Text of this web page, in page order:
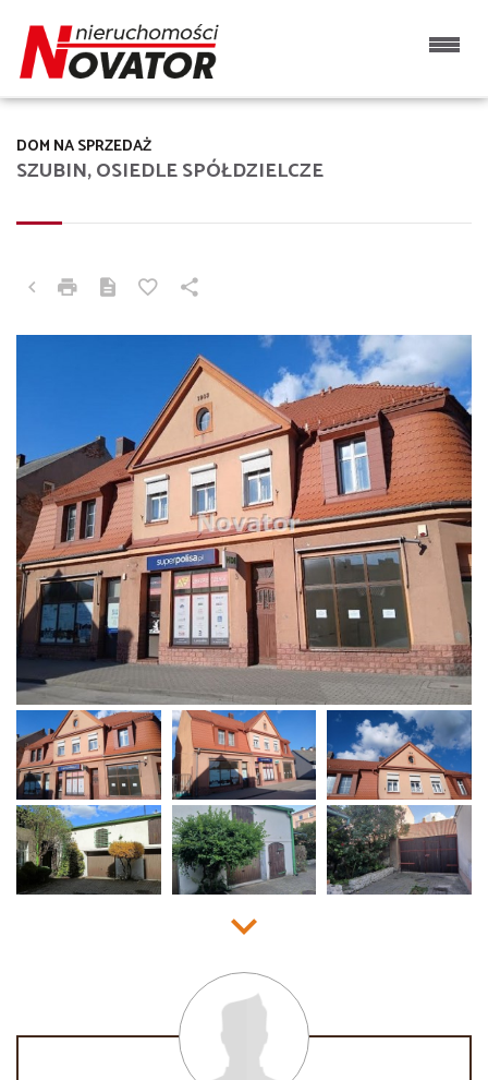
SZUBIN, OSIEDLE SPÓŁDZIELCZE
DOM NA SPRZEDAŻ